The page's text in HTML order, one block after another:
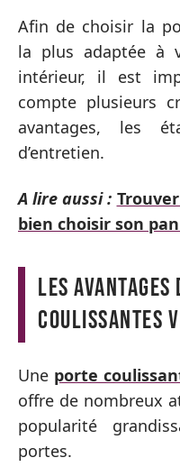
Afin de choisir la
la plus adaptée à
intérieur, il est
compte plusieurs
avantages, les
d’entretien.
A lire aussi :
bien choisir son
Les
coulissantes
Une porte
offre de nombreux
popularité
portes.